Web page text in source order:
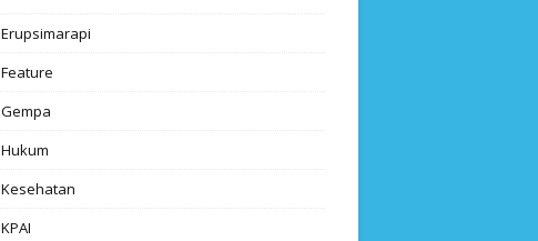
Erupsimarapi
Feature
Gempa
Hukum
Kesehatan
KPAI